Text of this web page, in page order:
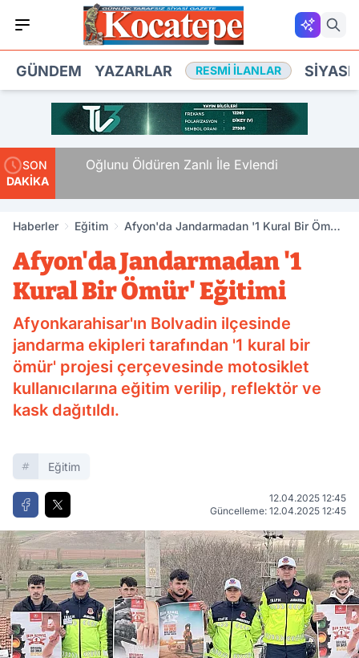
GÜNDEM YAZARLAR RESMI İLANLAR
SON
DAKİKA
Oğlunu Öldüren Zanlı İle Evlendi
Haberler Eğitim
Afyon'da Jandarmadan '1 Kural Bir Ömür'
Afyon'da Jandarmadan '1
Kural Bir Ömür' Eğitimi
Afyonkarahisar'ın Bolvadin ilçesinde
jandarma ekipleri tarafından '1 kural bir
ömür' projesi çerçevesinde motosiklet
kullanıcılarına eğitim verilip, reflektör ve
kask dağıtıldı.
Eğitim
12.04.2025 12:45
Güncelleme: 12.04.2025 12:45